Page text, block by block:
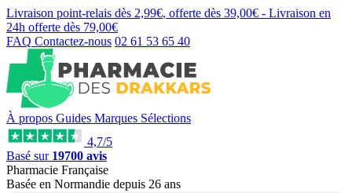
Livraison point-relais dès 2,99€, offerte dès 39,00€ - Livraison en
24h offerte dès 79,00€
FAQ Contactez-nous 02 61 53 65 40
À propos Guides Marques Sélections
4,7/5
Basé sur 19700 avis
Pharmacie Française
Basée en Normandie depuis 26 ans